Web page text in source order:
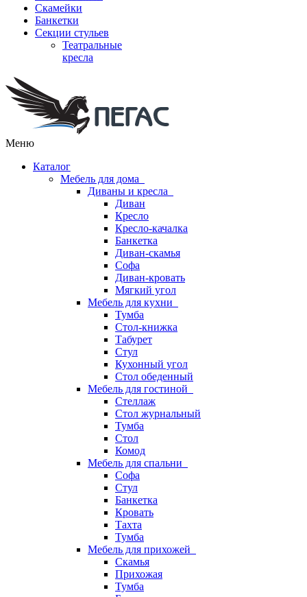
Скамейки
Банкетки
Секции стульев
Театральные
кресла
Меню
Каталог
Мебель для дома
Диваны и кресла
Диван
Кресло
Кресло-качалка
Банкетка
Диван-скамья
Софа
Диван-кровать
Мягкий угол
Мебель для кухни
Тумба
Стол-книжка
Табурет
Стул
Кухонный угол
Стол обеденный
Мебель для гостиной
Стеллаж
Стол журнальный
Тумба
Стол
Комод
Мебель для спальни
Софа
Стул
Банкетка
Кровать
Тахта
Тумба
Мебель для прихожей
Скамья
Прихожая
Тумба